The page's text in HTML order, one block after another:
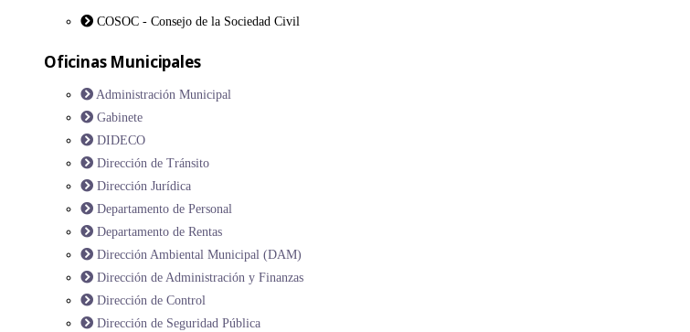
COSOC - Consejo de la Sociedad Civil
Oficinas Municipales
Administración Municipal
Gabinete
DIDECO
Dirección de Tránsito
Dirección Jurídica
Departamento de Personal
Departamento de Rentas
Dirección Ambiental Municipal (DAM)
Dirección de Administración y Finanzas
Dirección de Control
Dirección de Seguridad Pública